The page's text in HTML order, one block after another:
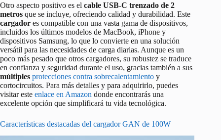
Otro aspecto positivo es el cable USB-C trenzado de 2
metros que se incluye, ofreciendo calidad y durabilidad. Este
cargador es compatible con una vasta gama de dispositivos,
incluidos los últimos modelos de MacBook, iPhone y
dispositivos Samsung, lo que lo convierte en una solución
versátil para las necesidades de carga diarias. Aunque es un
poco más pesado que otros cargadores, su robustez se traduce
en confianza y seguridad durante el uso, gracias también a sus
múltiples protecciones contra sobrecalentamiento y
cortocircuitos. Para más detalles y para adquirirlo, puedes
visitar este enlace en Amazon donde encontrarás una
excelente opción que simplificará tu vida tecnológica.
Características destacadas del cargador GAN de 100W